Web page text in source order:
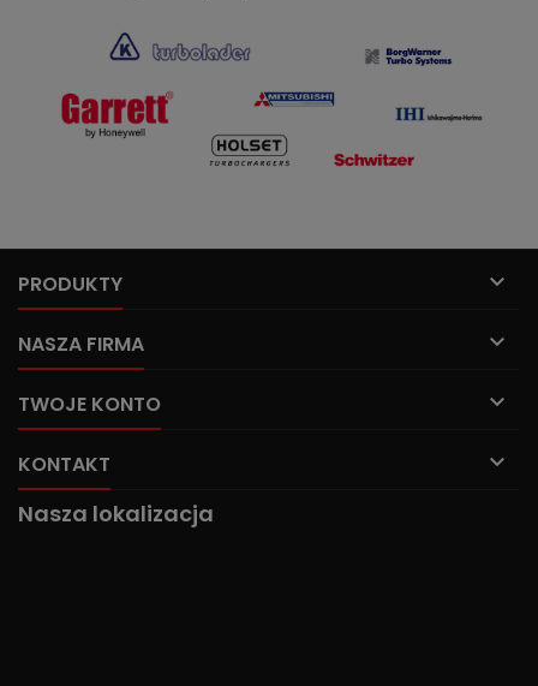
PRODUKTY 
NASZA FIRMA 
TWOJE KONTO 
KONTAKT 
Nasza lokalizacja